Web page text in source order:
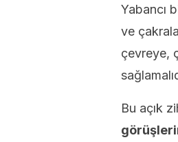
Yabancı
ve
çevreye,
Bu açık